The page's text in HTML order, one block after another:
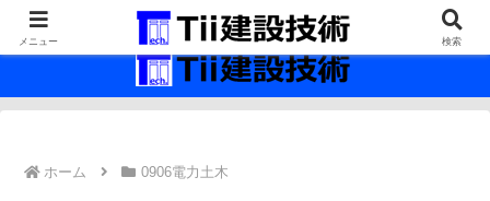
最新の建設技術の情報インフラ。
ホーム 0906電力土木
メニュー 検索